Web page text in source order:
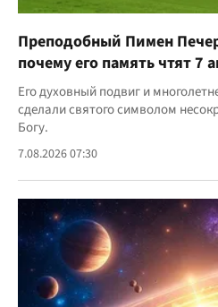
Преподобный Пимен
почему его память чтят 7
Его духовный подвиг и
сделали святого символом
Богу.
7.08.2026 07:30